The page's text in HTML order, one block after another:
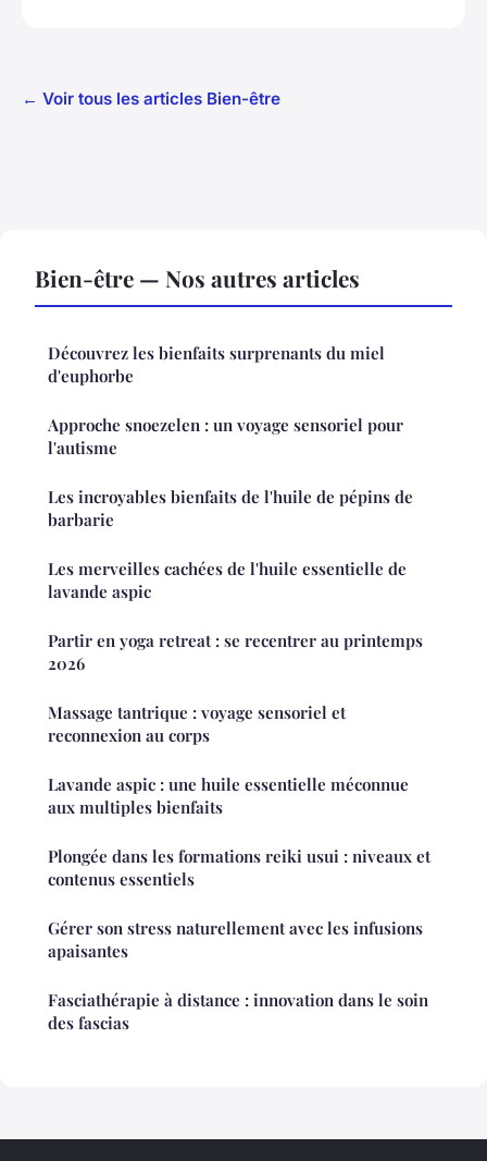
← Voir tous les articles Bien-être
Bien-être — Nos autres articles
Découvrez les bienfaits surprenants du miel
d'euphorbe
Approche snoezelen : un voyage sensoriel pour
l'autisme
Les incroyables bienfaits de l'huile de pépins de
barbarie
Les merveilles cachées de l'huile essentielle de
lavande aspic
Partir en yoga retreat : se recentrer au printemps
2026
Massage tantrique : voyage sensoriel et
reconnexion au corps
Lavande aspic : une huile essentielle méconnue
aux multiples bienfaits
Plongée dans les formations reiki usui : niveaux et
contenus essentiels
Gérer son stress naturellement avec les infusions
apaisantes
Fasciathérapie à distance : innovation dans le soin
des fascias